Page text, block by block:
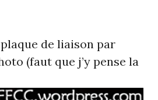
de liaison par
(faut que j’y pense la